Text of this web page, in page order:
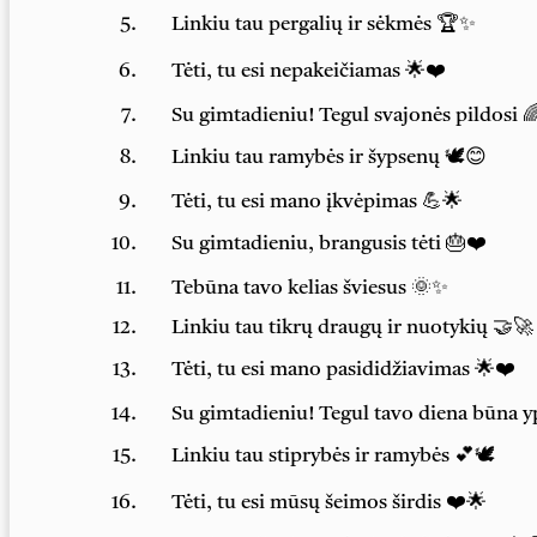
Linkiu tau pergalių ir sėkmės 🏆✨
Tėti, tu esi nepakeičiamas 🌟❤️
Su gimtadieniu! Tegul svajonės pildosi
Linkiu tau ramybės ir šypsenų 🕊️😊
Tėti, tu esi mano įkvėpimas 💪🌟
Su gimtadieniu, brangusis tėti 🎂❤️
Tebūna tavo kelias šviesus 🌞✨
Linkiu tau tikrų draugų ir nuotykių 🤝🚀
Tėti, tu esi mano pasididžiavimas 🌟❤️
Su gimtadieniu! Tegul tavo diena būna
Linkiu tau stiprybės ir ramybės 💕🕊️
Tėti, tu esi mūsų šeimos širdis ❤️🌟